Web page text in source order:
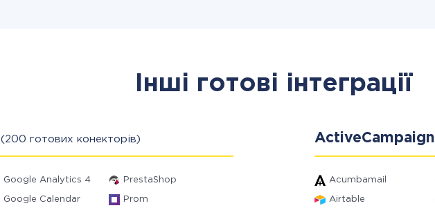
Інші готові інтеграції
(200 готових конекторів)
Google Analytics 4 PrestaShop
Google Calendar Prom
ActiveCampaign
Acumbamail
Airtable